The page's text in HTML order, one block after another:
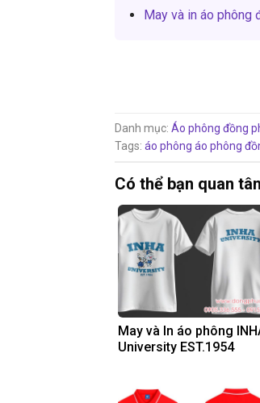
May và in áo phông
Danh mục: Áo phông đồng
Tags: áo phông áo phông
Có thể bạn quan
May và In áo phông
University EST.1954